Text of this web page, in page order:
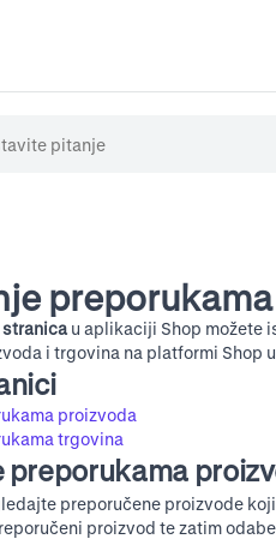
preporukama
stranica u aplikaciji Shop možete
i trgovina na platformi Shop
proizvoda
trgovina
preporukama
preporučene proizvode
proizvod te zatim